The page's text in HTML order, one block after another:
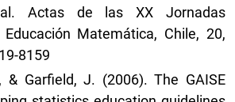
Actas de las XX Jornadas
Matemática, Chile, 20,
8159
& Garfield, J. (2006). The GAISE